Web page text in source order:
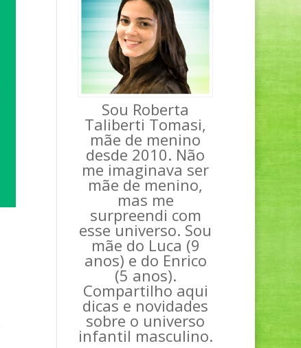
Sou Roberta
Taliberti Tomasi,
mãe de menino
desde 2010. Não
me imaginava ser
mãe de menino,
mas me
surpreendi com
esse universo. Sou
mãe do Luca (9
anos) e do Enrico
(5 anos).
Compartilho aqui
dicas e novidades
sobre o universo
infantil masculino.